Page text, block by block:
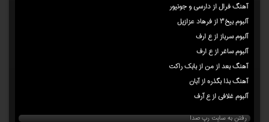
آهنگ فرال از دارسی و جونیور
آلبوم بیخ۳ از فرهاد عزازیل
آلبوم سرباز از ع ارف
آلبوم ساغر از ع ارف
آهنگ بعد از من از بابک راکت
آهنگ بذا بگذره از آبان
آلبوم غلافی از ع آرف
رفتن به سایت رپ صدا